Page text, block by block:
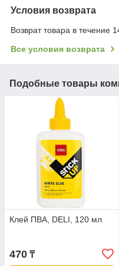
Условия возврата
Возврат товара в течение
Все условия возврата
Подобные товары
Клей ПВА, DELI, 120 мл
470 ₸